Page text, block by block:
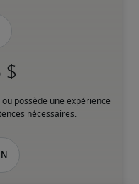
ou possède une expérience
nécessaires.